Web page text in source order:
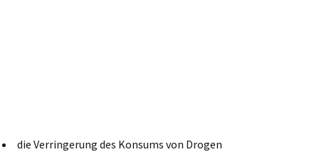
die Verringerung des Konsums von Drogen